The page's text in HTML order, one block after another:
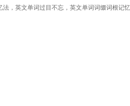
法，英文单词过目不忘，英文单词词缀词根